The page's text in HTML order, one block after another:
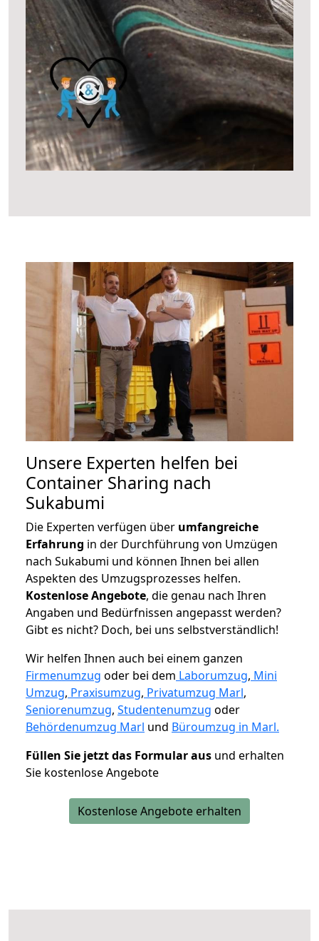
Unsere Experten helfen bei
Container Sharing nach
Sukabumi
Die Experten verfügen über umfangreiche
Erfahrung in der Durchführung von Umzügen
nach Sukabumi und können Ihnen bei allen
Aspekten des Umzugsprozesses helfen.
Kostenlose Angebote, die genau nach Ihren
Angaben und Bedürfnissen angepasst werden?
Gibt es nicht? Doch, bei uns selbstverständlich!
Wir helfen Ihnen auch bei einem ganzen
Firmenumzug oder bei dem Laborumzug, Mini
Umzug, Praxisumzug, Privatumzug Marl,
Seniorenumzug, Studentenumzug oder
Behördenumzug Marl und Büroumzug in Marl.
Füllen Sie jetzt das Formular aus und erhalten
Sie kostenlose Angebote
Kostenlose Angebote erhalten